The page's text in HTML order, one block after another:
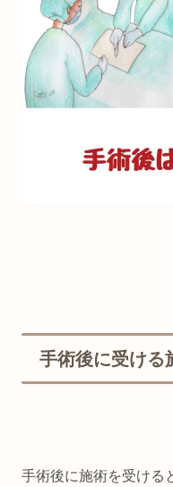
手術後に受ける
手術後に施術を受ける